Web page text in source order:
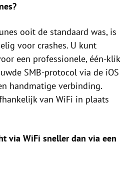
ooit de standaard was, is
voor crashes. U kunt
een professionele, één-klik
SMB-protocol via de iOS
handmatige verbinding.
van WiFi in plaats
via WiFi sneller dan via een